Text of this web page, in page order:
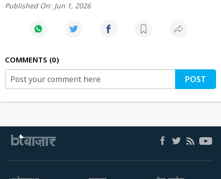
Published On: Jun 1, 2026
COMMENTS 0
POST